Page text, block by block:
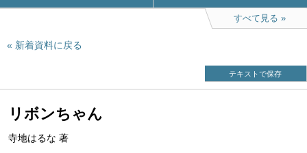
すべて見る
新着資料に戻る
テキストで保存
リボンちゃん
寺地はるな 著